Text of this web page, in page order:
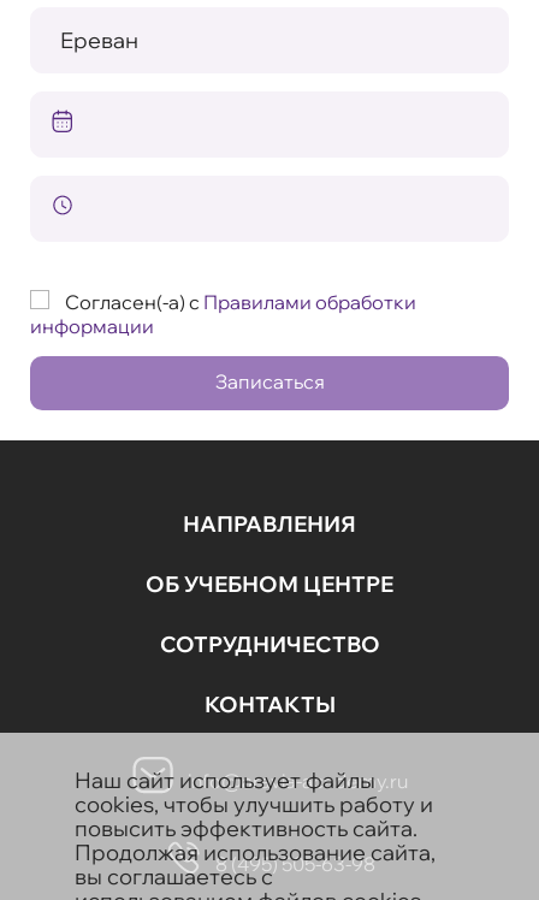
Согласен(-а) с Правилами обработки
информации
Записаться
НАПРАВЛЕНИЯ
ОБ УЧЕБНОМ ЦЕНТРЕ
СОТРУДНИЧЕСТВО
КОНТАКТЫ
info@aravia-academy.ru
8 (495) 505-63-98
Наш сайт использует файлы
cookies, чтобы улучшить работу и
повысить эффективность сайта.
Продолжая использование сайта,
вы соглашаетесь с